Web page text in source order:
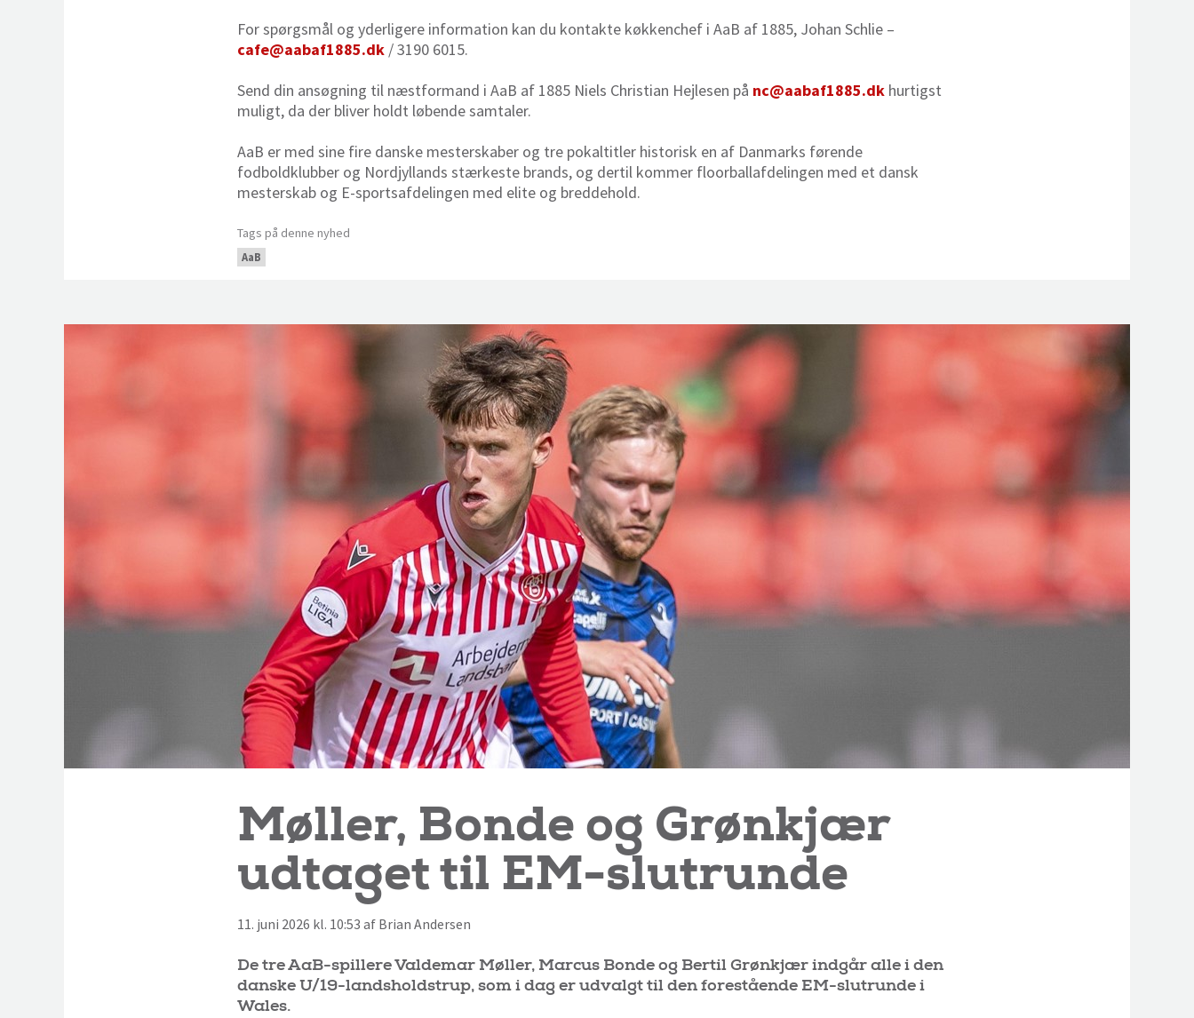
For spørgsmål og yderligere information kan du kontakte køkkenchef i AaB af 1885, Johan Schlie –
cafe@aabaf1885.dk / 3190 6015.
Send din ansøgning til næstformand i AaB af 1885 Niels Christian Hejlesen på nc@aabaf1885.dk hurtigst
muligt, da der bliver holdt løbende samtaler.
AaB er med sine fire danske mesterskaber og tre pokaltitler historisk en af Danmarks førende
fodboldklubber og Nordjyllands stærkeste brands, og dertil kommer floorballafdelingen med et dansk
mesterskab og E-sportsafdelingen med elite og breddehold.
Tags på denne nyhed
AaB
Møller, Bonde og Grønkjær
udtaget til EM-slutrunde
11. juni 2026 kl. 10:53 af Brian Andersen
De tre AaB-spillere Valdemar Møller, Marcus Bonde og Bertil Grønkjær indgår alle i den
danske U/19-landsholdstrup, som i dag er udvalgt til den forestående EM-slutrunde i
Wales.